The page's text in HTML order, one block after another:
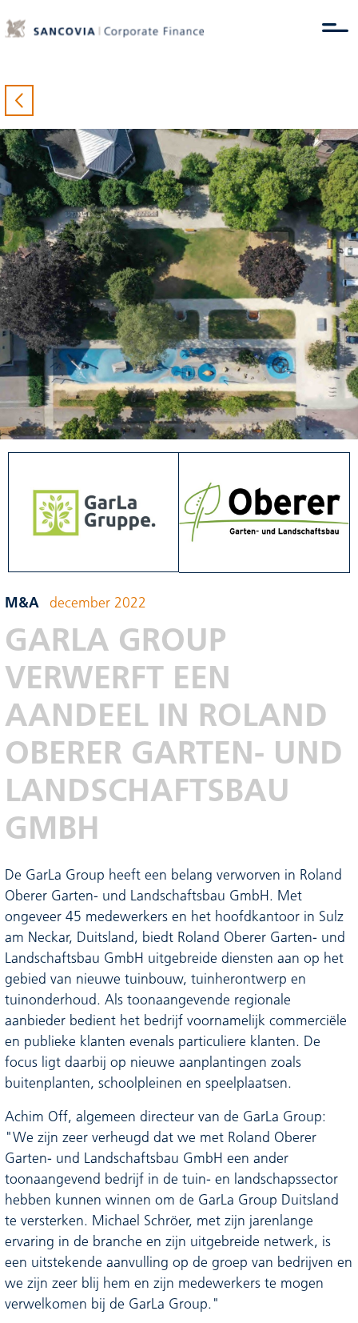
M&A december 2022
GARLA GROUP
VERWERFT EEN
AANDEEL IN ROLAND
OBERER GARTEN- UND
LANDSCHAFTSBAU
GMBH
De GarLa Group heeft een belang verworven in Roland
Oberer Garten- und Landschaftsbau GmbH. Met
ongeveer 45 medewerkers en het hoofdkantoor in Sulz
am Neckar, Duitsland, biedt Roland Oberer Garten- und
Landschaftsbau GmbH uitgebreide diensten aan op het
gebied van nieuwe tuinbouw, tuinherontwerp en
tuinonderhoud. Als toonaangevende regionale
aanbieder bedient het bedrijf voornamelijk commerciële
en publieke klanten evenals particuliere klanten. De
focus ligt daarbij op nieuwe aanplantingen zoals
buitenplanten, schoolpleinen en speelplaatsen.
Achim Off, algemeen directeur van de GarLa Group:
"We zijn zeer verheugd dat we met Roland Oberer
Garten- und Landschaftsbau GmbH een ander
toonaangevend bedrijf in de tuin- en landschapssector
hebben kunnen winnen om de GarLa Group Duitsland
te versterken. Michael Schröer, met zijn jarenlange
ervaring in de branche en zijn uitgebreide netwerk, is
een uitstekende aanvulling op de groep van bedrijven en
we zijn zeer blij hem en zijn medewerkers te mogen
verwelkomen bij de GarLa Group."